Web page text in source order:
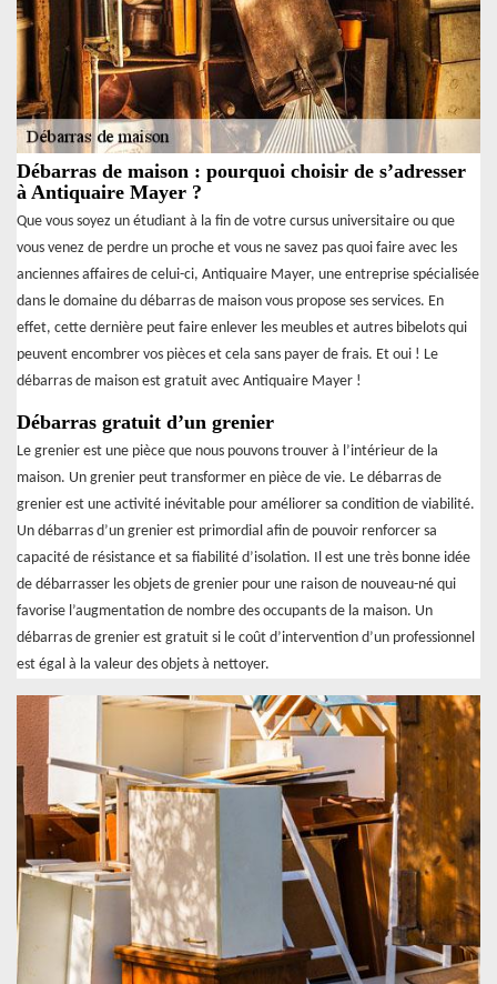
Débarras de maison : pourquoi choisir de s’adresser
à Antiquaire Mayer ?
Que vous soyez un étudiant à la fin de votre cursus universitaire ou que
vous venez de perdre un proche et vous ne savez pas quoi faire avec les
anciennes affaires de celui-ci, Antiquaire Mayer, une entreprise spécialisée
dans le domaine du débarras de maison vous propose ses services. En
effet, cette dernière peut faire enlever les meubles et autres bibelots qui
peuvent encombrer vos pièces et cela sans payer de frais. Et oui ! Le
débarras de maison est gratuit avec Antiquaire Mayer !
Débarras gratuit d’un grenier
Le grenier est une pièce que nous pouvons trouver à l’intérieur de la
maison. Un grenier peut transformer en pièce de vie. Le débarras de
grenier est une activité inévitable pour améliorer sa condition de viabilité.
Un débarras d’un grenier est primordial afin de pouvoir renforcer sa
capacité de résistance et sa fiabilité d’isolation. Il est une très bonne idée
de débarrasser les objets de grenier pour une raison de nouveau-né qui
favorise l’augmentation de nombre des occupants de la maison. Un
débarras de grenier est gratuit si le coût d’intervention d’un professionnel
est égal à la valeur des objets à nettoyer.